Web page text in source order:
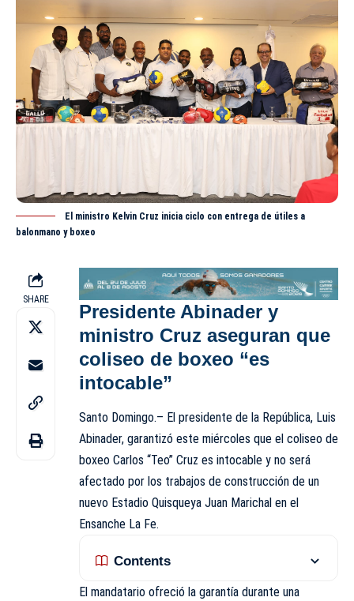
El ministro Kelvin Cruz inicia ciclo con entrega de útiles a
balonmano y boxeo
SHARE
Presidente Abinader y
ministro Cruz aseguran que
coliseo de boxeo “es
intocable”
Santo Domingo.– El presidente de la República, Luis
Abinader, garantizó este miércoles que el coliseo de
boxeo Carlos “Teo” Cruz es intocable y no será
afectado por los trabajos de construcción de un
nuevo Estadio Quisqueya Juan Marichal en el
Ensanche La Fe.
Contents
El mandatario ofreció la garantía durante una